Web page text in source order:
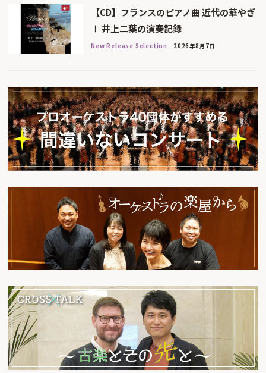
【CD】フランスのピアノ曲 近代の華やぎ
Ⅰ 井上二葉の演奏記録
New Release Selection 2026年8月7日